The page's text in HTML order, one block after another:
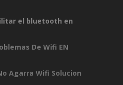
el bluetooth en
De Wifi EN
Agarra Wifi Solucion